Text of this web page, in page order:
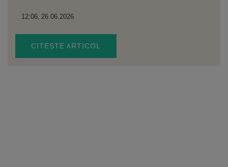
12:06, 26.06.2026
CITEȘTE ARTICOL